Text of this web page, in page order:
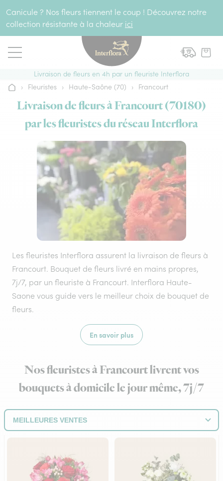
Canicule ? Nos fleurs tiennent le coup ! Découvrez notre
collection résistante à la chaleur ici
Livraison de fleurs en 4h par un fleuriste Interflora
Accueil
› Fleuristes › Haute-Saône (70) › Francourt
Livraison de fleurs à Francourt (70180)
par les fleuristes du réseau Interflora
Les fleuristes Interflora assurent la livraison de fleurs à
Francourt. Bouquet de fleurs livré en mains propres,
7j/7, par un fleuriste à Francourt. Interflora Haute-
Saone vous guide vers le meilleur choix de bouquet de
fleurs.
En savoir plus
Nos fleuristes à Francourt livrent vos
bouquets à domicile le jour même, 7j/7